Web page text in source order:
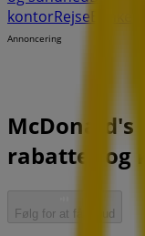
kontorRejse
Annoncering
McDonald's
rabatter og
Følg for at få tilbud